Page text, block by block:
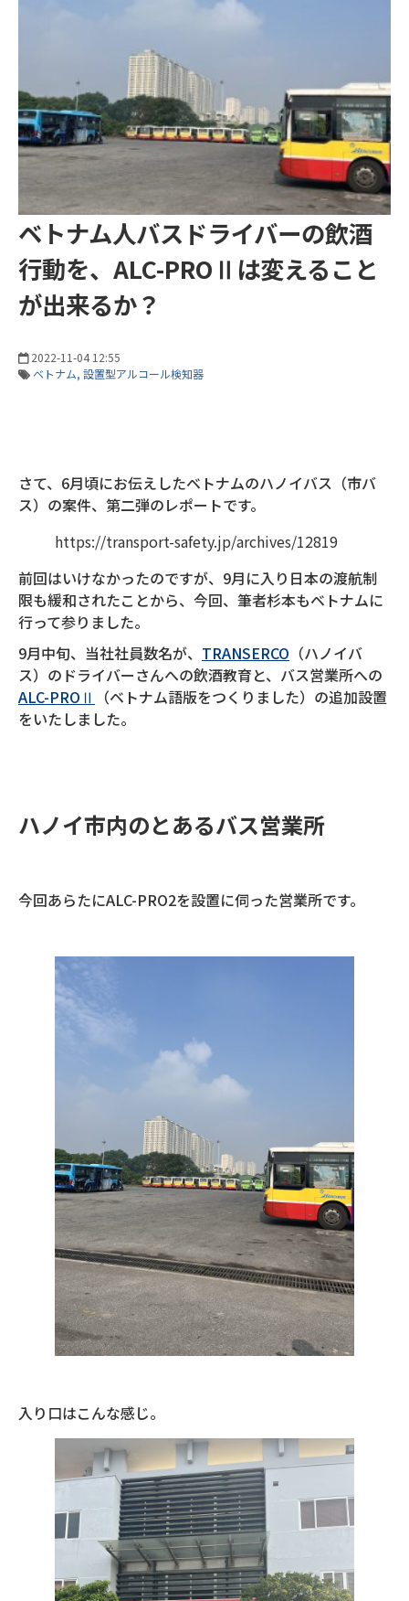
ベトナム人バスドライバーの飲酒
行動を、ALC-PROⅡは変えること
が出来るか？
2022-11-04 12:55
ベトナム 設置型アルコール検知器
さて、6月頃にお伝えしたベトナムのハノイバス（市バ
ス）の案件、第二弾のレポートです。
https://transport-safety.jp/archives/12819
前回はいけなかったのですが、9月に入り日本の渡航制
限も緩和されたことから、今回、筆者杉本もベトナムに
行って参りました。
9月中旬、当社社員数名が、 TRANSERCO （ハノイバ
ス）のドライバーさんへの飲酒教育と、バス営業所への
ALC-PROⅡ
（ベトナム語版をつくりました）の追加設置
をいたしました。
ハノイ市内のとあるバス営業所
今回あらたにALC-PRO2を設置に伺った営業所です。
入り口はこんな感じ。